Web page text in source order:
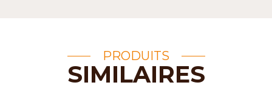
PRODUITS
SIMILAIRES